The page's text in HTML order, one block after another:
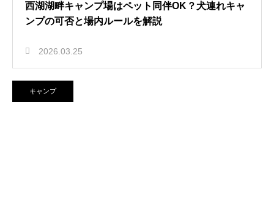
西湖湖畔キャンプ場はペット同伴OK？犬連れキャ
ンプの可否と場内ルールを解説
2026.03.25
キャンプ